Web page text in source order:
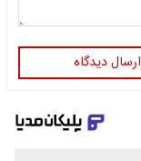
ارسال دیدگاه